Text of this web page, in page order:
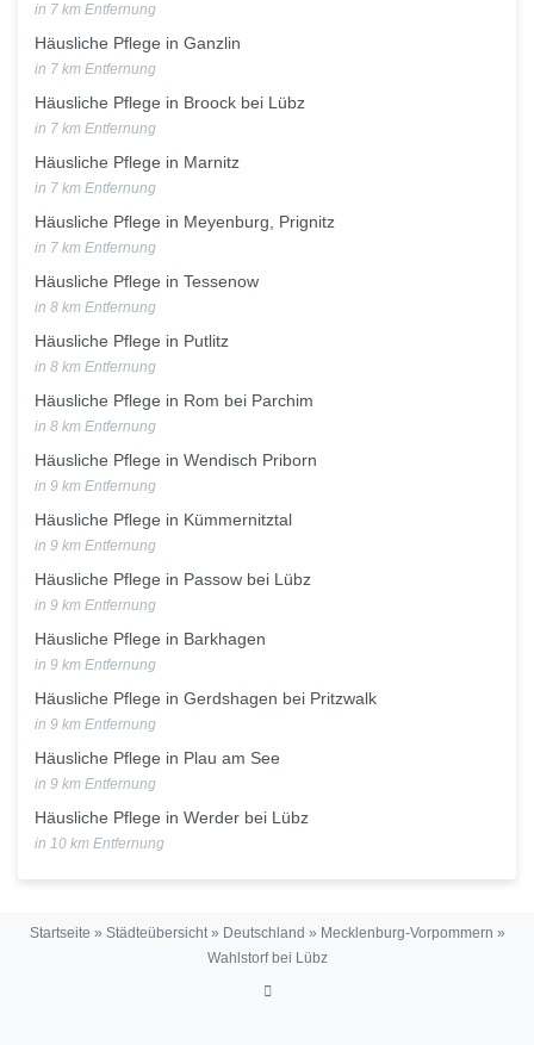
in 7 km Entfernung
Häusliche Pflege in Ganzlin
in 7 km Entfernung
Häusliche Pflege in Broock bei Lübz
in 7 km Entfernung
Häusliche Pflege in Marnitz
in 7 km Entfernung
Häusliche Pflege in Meyenburg, Prignitz
in 7 km Entfernung
Häusliche Pflege in Tessenow
in 8 km Entfernung
Häusliche Pflege in Putlitz
in 8 km Entfernung
Häusliche Pflege in Rom bei Parchim
in 8 km Entfernung
Häusliche Pflege in Wendisch Priborn
in 9 km Entfernung
Häusliche Pflege in Kümmernitztal
in 9 km Entfernung
Häusliche Pflege in Passow bei Lübz
in 9 km Entfernung
Häusliche Pflege in Barkhagen
in 9 km Entfernung
Häusliche Pflege in Gerdshagen bei Pritzwalk
in 9 km Entfernung
Häusliche Pflege in Plau am See
in 9 km Entfernung
Häusliche Pflege in Werder bei Lübz
in 10 km Entfernung
Startseite » Städteübersicht» Deutschland » Mecklenburg-Vorpommern »
Wahlstorf bei Lübz